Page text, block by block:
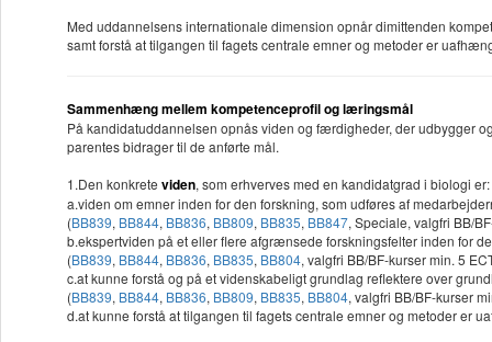
Med uddannelsens internationale dimension opnår dimittenden
samt forstå at tilgangen til fagets centrale emner og metoder er
Sammenhæng mellem kompetenceprofil og læringsmål
På kandidatuddannelsen opnås viden og færdigheder, der udbygger
parentes bidrager til de anførte mål.
1.Den konkrete viden, som erhverves med en kandidatgrad i biologi er:
a.viden om emner inden for den forskning, som udføres af
(BB839, BB844, BB836, BB809, BB835, BB847, Speciale, valgfri BB/
b.ekspertviden på et eller flere afgrænsede forskningsfelter inden for
(BB839, BB844, BB836, BB835, BB804, valgfri BB/BF-kurser min. 5
c.at kunne forstå og på et videnskabeligt grundlag reflektere over
(BB839, BB844, BB836, BB809, BB835, BB804, valgfri BB/BF-kurser
d.at kunne forstå at tilgangen til fagets centrale emner og metoder er